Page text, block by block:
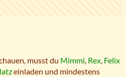
musst du Mimmi, Rex, Felix
einladen und mindestens